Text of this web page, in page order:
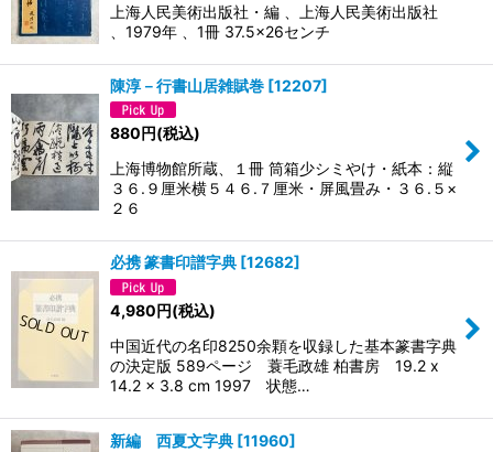
上海人民美術出版社・編 、上海人民美術出版社
、1979年 、1冊 37.5×26センチ
陳淳－行書山居雑賦巻 [12207]
880円(税込)
上海博物館所蔵、１冊 筒箱少シミやけ・紙本：縦
３６.９厘米横５４６.７厘米・屏風畳み・３６.５×
２６
必携 篆書印譜字典 [12682]
4,980円(税込)
中国近代の名印8250余顆を収録した基本篆書字典
の決定版 589ページ 蓑毛政雄 柏書房 19.2 x
14.2 x 3.8 cm 1997 状態…
新編 西夏文字典 [11960]